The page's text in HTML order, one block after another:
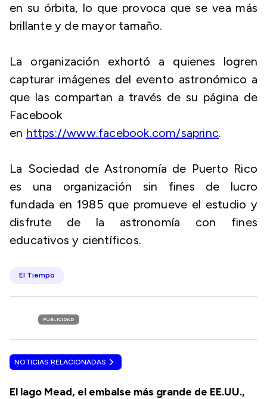
en su órbita, lo que provoca que se vea más
brillante y de mayor tamaño.
La organización exhortó a quienes logren
capturar imágenes del evento astronómico a
que las compartan a través de su página de
Facebook
en https://www.facebook.com/saprinc.
La Sociedad de Astronomía de Puerto Rico
es una organización sin fines de lucro
fundada en 1985 que promueve el estudio y
disfrute de la astronomía con fines
educativos y científicos.
El Tiempo
PUBLICIDAD
NOTICIAS RELACIONADAS
El lago Mead, el embalse más grande de EE.UU.,